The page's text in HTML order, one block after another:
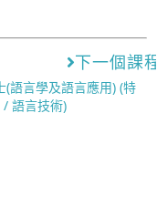
下一個課程
(語言學及語言應用) (特
語言技術)